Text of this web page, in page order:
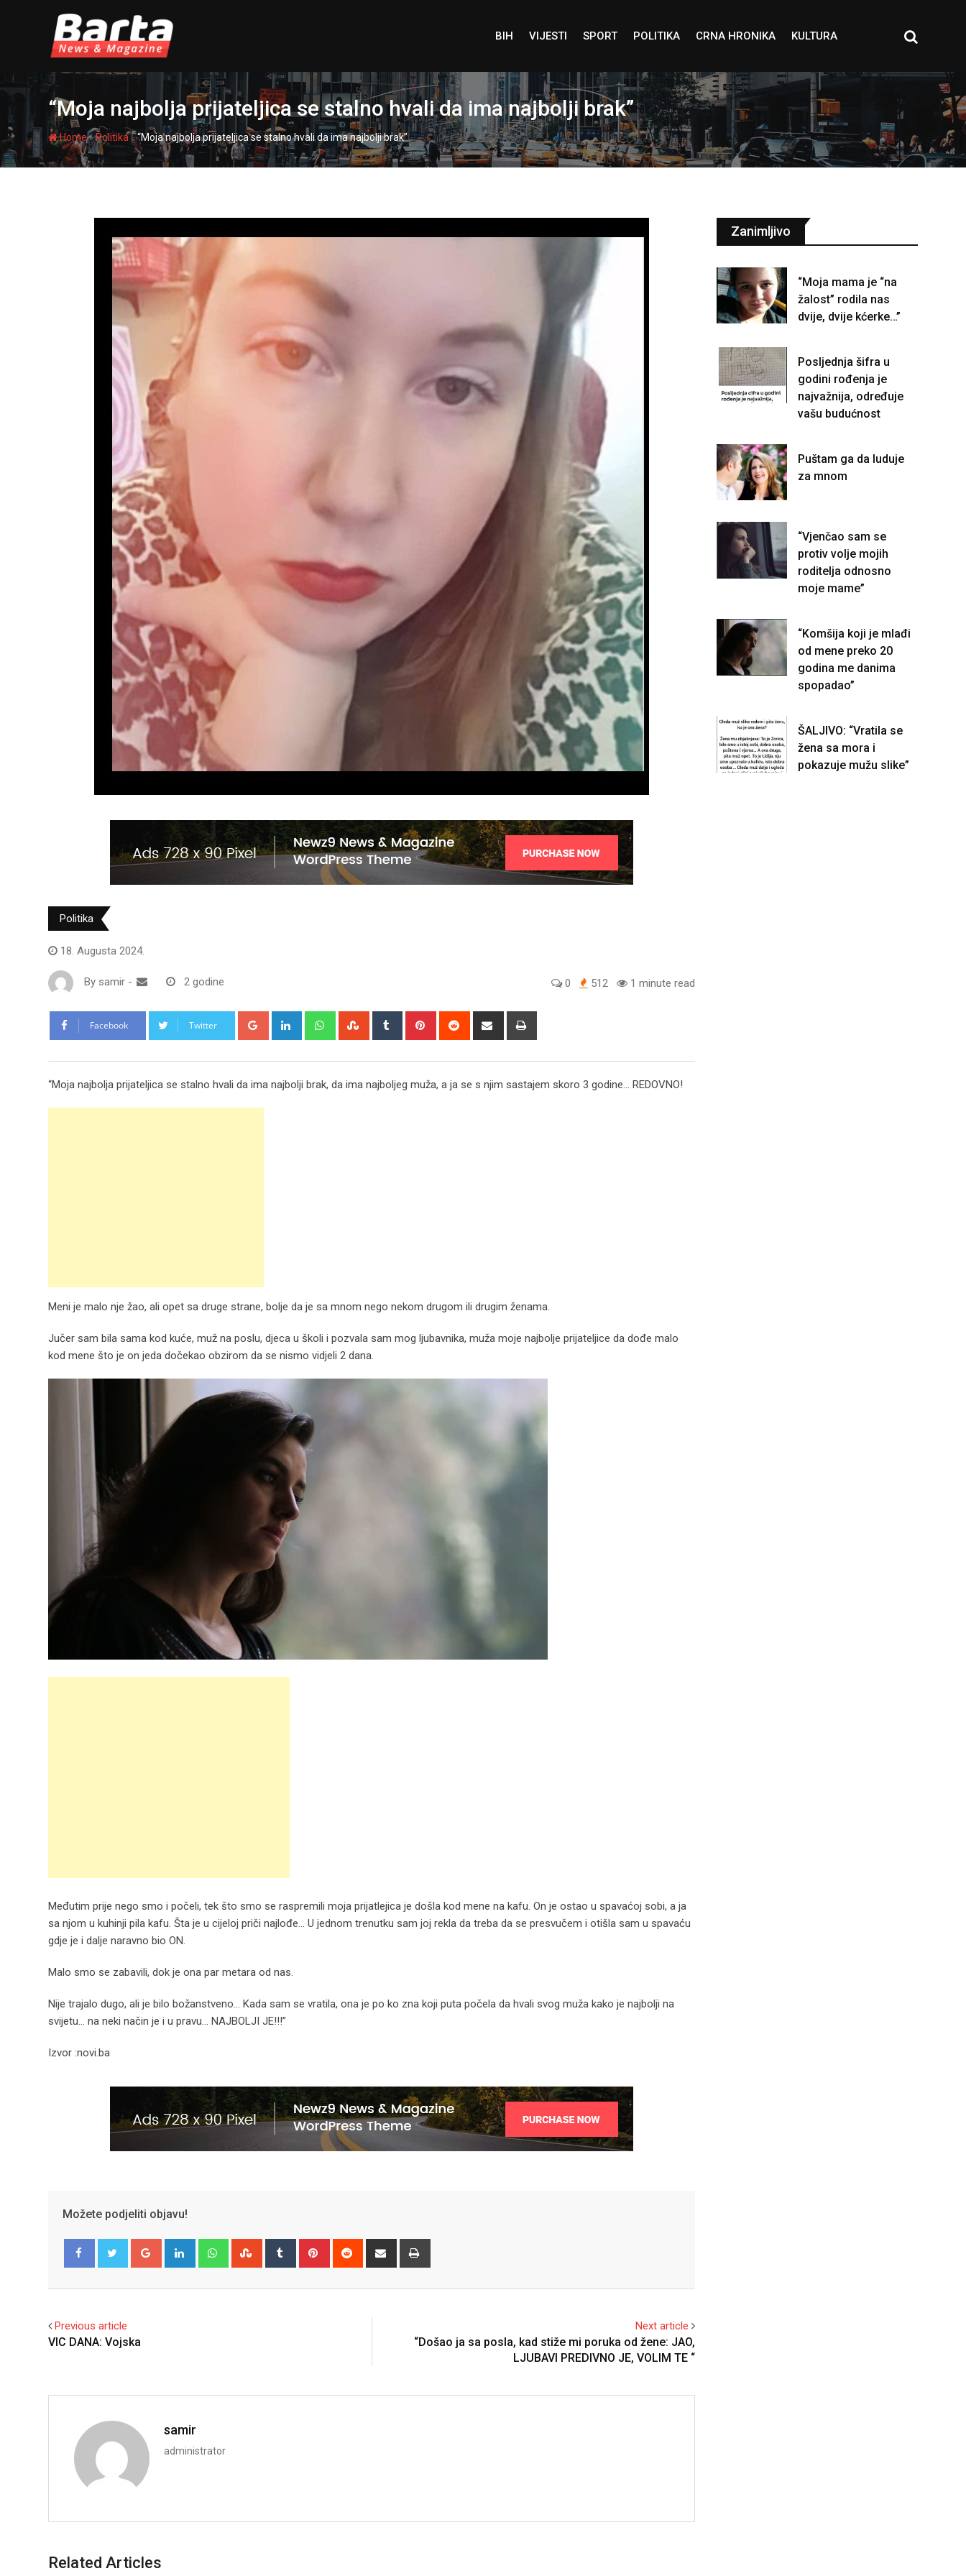
BIH VIJESTI SPORT POLITIKA CRNA HRONIKA KULTURA
“Moja najbolja prijateljica se stalno hvali da ima najbolji brak”
Home-Politika-“Moja najbolja prijateljica se stalno hvali da ima najbolji brak”
Politika
18. Augusta 2024.
By samir - 2 godine 0 512 1 minute read
Facebook Twitter Google+ LinkedIn WhatsappStumbleUpon
Tumblr Pinterest Reddit
Share
“Moja najbolja prijateljica se stalno hvali da ima najbolji brak, da ima najboljeg muža, a ja se s njim sastajem skoro 3 godine… REDOVNO!
Meni je malo nje žao, ali opet sa druge strane, bolje da je sa mnom nego nekom drugom ili drugim ženama.
Jučer sam bila sama kod kuće, muž na poslu, djeca u školi i pozvala sam mog ljubavnika, muža moje najbolje prijateljice da dođe malo
kod mene što je on jeda dočekao obzirom da se nismo vidjeli 2 dana.
Međutim prije nego smo i počeli, tek što smo se raspremili moja prijatlejica je došla kod mene na kafu. On je ostao u spavaćoj sobi, a ja
sa njom u kuhinji pila kafu. Šta je u cijeloj priči najlođe… U jednom trenutku sam joj rekla da treba da se presvučem i otišla sam u spavaću
gdje je i dalje naravno bio ON.
Malo smo se zabavili, dok je ona par metara od nas.
Nije trajalo dugo, ali je bilo božanstveno… Kada sam se vratila, ona je po ko zna koji puta počela da hvali svog muža kako je najbolji na
svijetu… na neki način je i u pravu… NAJBOLJI JE!!!”
Izvor :novi.ba
Možete podjeliti objavu!
Google+ LinkedIn WhatsappStumbleUpon
Tumblr Pinterest Reddit
Share
Previous article
VIC DANA: Vojska
Next article
“Došao ja sa posla, kad stiže mi poruka od žene: JAO,
LJUBAVI PREDIVNO JE, VOLIM TE “
samir
administrator
Related Articles
Zanimljivo
“Moja mama je “na
žalost” rodila nas
dvije, dvije kćerke…”
Posljednja šifra u
godini rođenja je
najvažnija, određuje
vašu budućnost
Puštam ga da luduje
za mnom
“Vjenčao sam se
protiv volje mojih
roditelja odnosno
moje mame”
“Komšija koji je mlađi
od mene preko 20
godina me danima
spopadao”
ŠALJIVO: “Vratila se
žena sa mora i
pokazuje mužu slike”